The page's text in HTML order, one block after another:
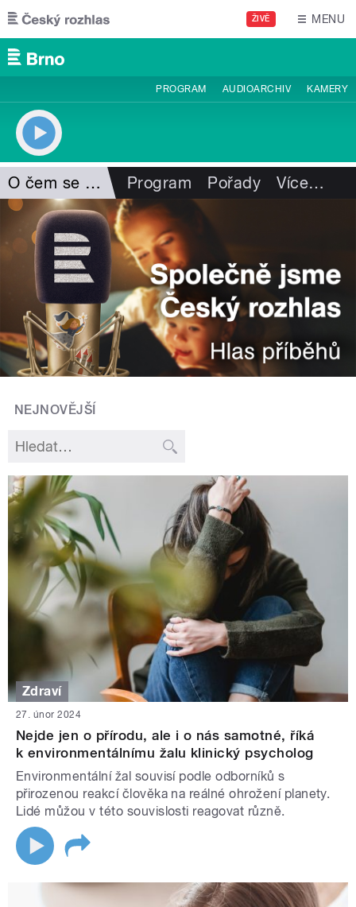
Přejít k hlavnímu obsahu
ŽIVĚ MENU
PROGRAM AUDIOARCHIV KAMERY
O čem se mluví Program Pořady Více…
NEJNOVĚJŠÍ
Zdraví
27. únor 2024
Nejde jen o přírodu, ale i o nás samotné, říká
k environmentálnímu žalu klinický psycholog
Environmentální žal souvisí podle odborníků s
přirozenou reakcí člověka na reálné ohrožení planety.
Lidé můžou v této souvislosti reagovat různě.